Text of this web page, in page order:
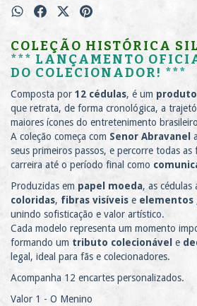
COLEÇÃO HISTÓRICA
*** LANÇAMENTO
DO COLECIONADOR! ***
Composta por 12 cédulas, é um
que retrata, de forma cronológica, a
maiores ícones do entretenimento
A coleção começa com Senor Abravanel
seus primeiros passos, e percorre todas as
carreira até o período final como
Produzidas em papel moeda, as cédulas
coloridas, fibras visíveis e elementos
unindo sofisticação e valor artístico.
Cada modelo representa um momento
formando um tributo colecionável e
legal, ideal para fãs e colecionadores.
Acompanha 12 encartes personalizados.
Valor 1 - O Menino